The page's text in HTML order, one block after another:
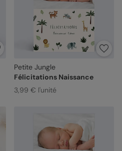
Petite Jungle
Félicitations Naissance
3,99 € l'unité